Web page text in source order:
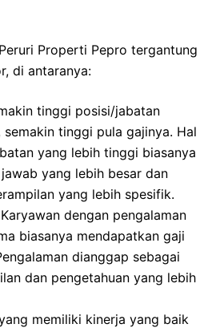
Properti Pepro tergantung
di antaranya:
tinggi posisi/jabatan
semakin tinggi pula gajinya. Hal
yang lebih tinggi biasanya
yang lebih besar dan
yang lebih spesifik.
dengan pengalaman
biasanya mendapatkan gaji
dianggap sebagai
dan pengetahuan yang lebih
memiliki kinerja yang baik